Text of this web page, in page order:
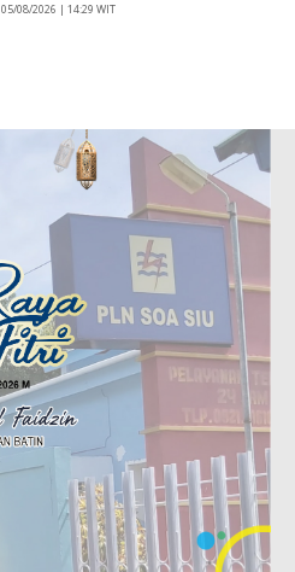
05/08/2026 | 14:29 WIT